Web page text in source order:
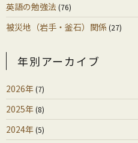
英語の勉強法 (76)
被災地（岩手・釜石）関係(27)
年別アーカイブ
2026年(7)
2025年(8)
2024年(5)